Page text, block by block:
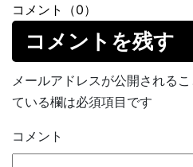
コメント（0）
コメントを残す
メールアドレスが公開されるこ
ている欄は必須項目です
コメント